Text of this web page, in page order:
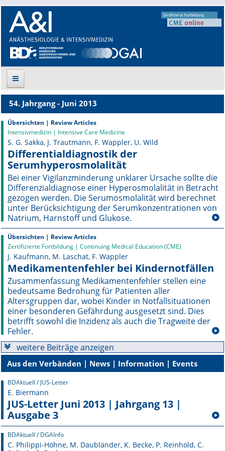
Suche
Aktuelle Ausgabe
Leitlinien
Archiv
Supplements
Supplements OrphanAnesthesia
Online First
A&I English
Mediadaten
Autoren-Service
Bestell-Service
Stellenmarkt
Kongresskalender
54. Jahrgang - Juni 2013
Übersichten | Review Articles
Intensivmedizin | Intensive Care Medicine
S. G. Sakka, J. Trautmann, F. Wappler, U. Wild
Differentialdiagnostik der
Serumhyperosmolalität
Bei einer Vigilanzminderung unklarer Ursache sollte die
Differenzialdiagnose einer Hyperosmolalität in Betracht
gezogen werden. Die Serumosmolalität wird berechnet
unter Berücksichtigung der Serumkonzentrationen von
Natrium, Harnstoff und Glukose.
Übersichten | Review Articles
Zertifizierte Fortbildung | Continuing Medical Education (CME)
J. Kaufmann, M. Laschat, F. Wappler
Medikamentenfehler bei Kindernotfällen
Zusammenfassung Medikamentenfehler stellen eine
bedeutsame Bedrohung für Patienten aller
Altersgruppen dar, wobei Kinder in Notfallsituationen
einer besonderen Gefährdung ausgesetzt sind. Dies
betrifft sowohl die Inzidenz als auch die Tragweite der
Fehler.
weitere Beiträge anzeigen
Aus den Verbänden | News | Information | Events
BDAktuell / JUS-Letter
E. Biermann
JUS-Letter Juni 2013 | Jahrgang 13 |
Ausgabe 3
BDAktuell / DGAInfo
C. Philippi-Höhne, M. Daubländer, K. Becke, P. Reinhold, C.